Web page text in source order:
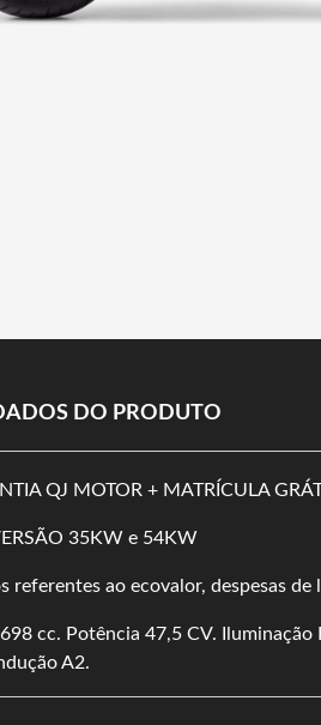
DO PRODUTO
QJ MOTOR + MATRÍCULA
35KW e 54KW
referentes ao ecovalor, despesas de
cc. Potência 47,5 CV.
A2.